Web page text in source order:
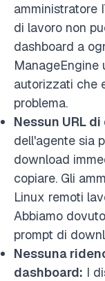
amministratore
di lavoro non
dashboard a
autorizzati che
problema.
Nessun URL
dell'agente sia
download
copiare. Gli
Linux remoti
Abbiamo
prompt di
Nessuna
dashboard: I